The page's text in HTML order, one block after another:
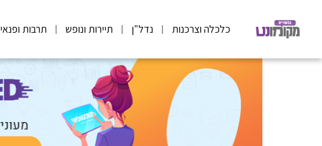
כלכלה וצרכנות נדל"ן תיירות ונופש תרבות ופנאי